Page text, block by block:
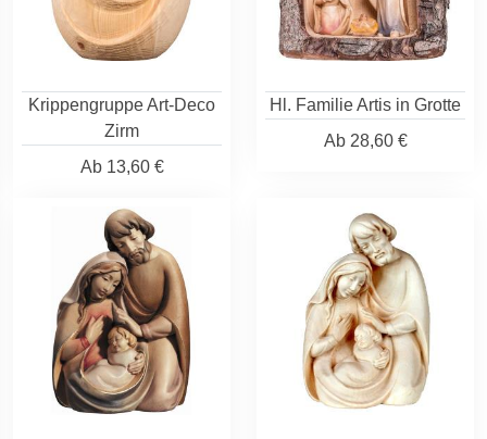
Krippengruppe Art-Deco
Zirm
Ab13,60 €
Hl. Familie Artis in Grotte
Ab28,60 €